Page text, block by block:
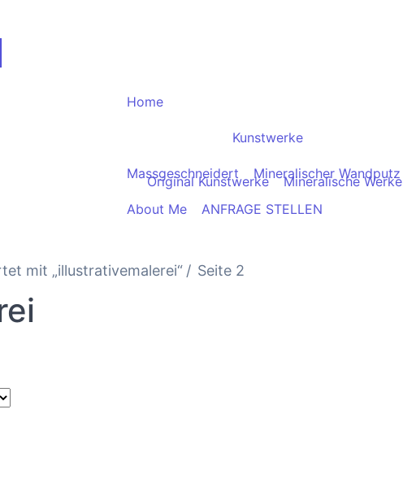
Home
Kunstwerke
Original Kunstwerke Mineralische Werke
Massgeschneidert Mineralischer Wandputz
About Me ANFRAGE STELLEN
mit „illustrativemalerei“ Seite 2